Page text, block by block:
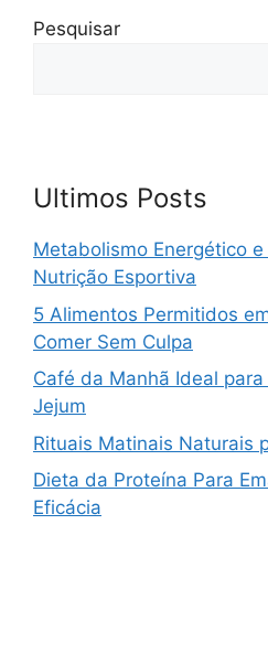
Pesquisar
Ultimos Posts
Metabolismo Energético
Nutrição Esportiva
5 Alimentos Permitidos
Comer Sem Culpa
Café da Manhã Ideal
Jejum
Rituais Matinais Naturais
Dieta da Proteína Para
Eficácia